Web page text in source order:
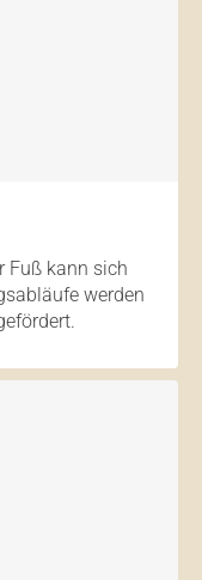
Fuß kann sich
werden